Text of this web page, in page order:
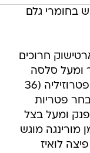
בחומרי גלם
חרוכים
ומעל סלסה
עגבניות, גרגירי חומוס ושמן מורינגה פטרוזיליה (36
פטריות
ומעל בצל
מורינגה מוגש
שקלים); פיצה לואיז